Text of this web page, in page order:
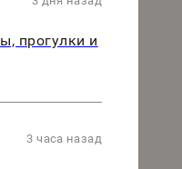
прогулки и
3 часа назад